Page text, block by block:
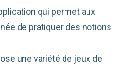
qui permet aux
de pratiquer des notions
une variété de jeux de